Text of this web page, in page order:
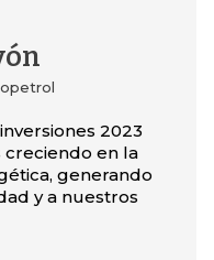
2023
en la
generando
y a nuestros